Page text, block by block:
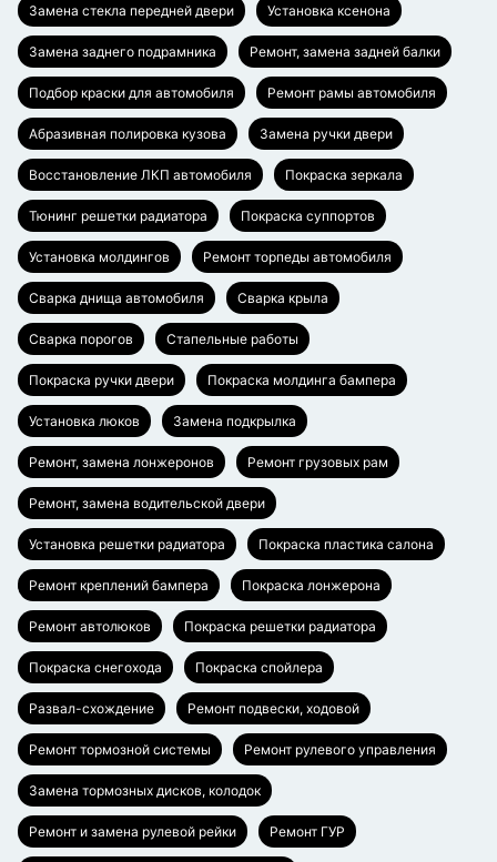
Замена стекла передней двери Установка ксенона
Замена заднего подрамника Ремонт, замена задней балки
Подбор краски для автомобиля Ремонт рамы автомобиля
Абразивная полировка кузова Замена ручки двери
Восстановление ЛКП автомобиля Покраска зеркала
Тюнинг решетки радиатора Покраска суппортов
Установка молдингов Ремонт торпеды автомобиля
Сварка днища автомобиля Сварка крыла
Сварка порогов Стапельные работы
Покраска ручки двери Покраска молдинга бампера
Установка люков Замена подкрылка
Ремонт, замена лонжеронов Ремонт грузовых рам
Ремонт, замена водительской двери
Установка решетки радиатора Покраска пластика салона
Ремонт креплений бампера Покраска лонжерона
Ремонт автолюков Покраска решетки радиатора
Покраска снегохода Покраска спойлера
Развал-схождение Ремонт подвески, ходовой
Ремонт тормозной системы Ремонт рулевого управления
Замена тормозных дисков, колодок
Ремонт и замена рулевой рейки Ремонт ГУР